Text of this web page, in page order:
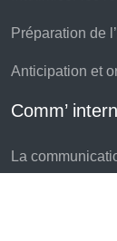
Préparation de
Anticipation et
Comm’
La